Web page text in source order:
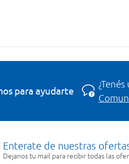
para ayudarte
Enterate de nuestras
Dejanos tu mail para recibir todas las